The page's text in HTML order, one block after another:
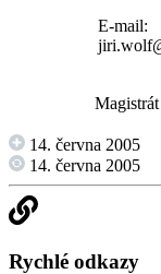
E-mail:
14. června 2005
14. června 2005
Rychlé odkazy